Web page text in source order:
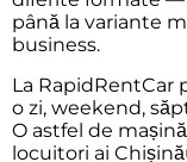
până la variante
business.
La RapidRentCar
o zi, weekend,
O astfel de
locuitori ai